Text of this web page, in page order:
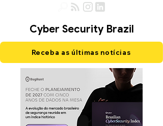
Cyber Security Brazil
Receba as últimas notícias